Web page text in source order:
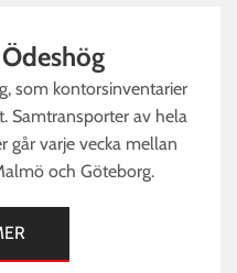
som kontorsinventarier
Samtransporter av hela
går varje vecka mellan
och Göteborg.